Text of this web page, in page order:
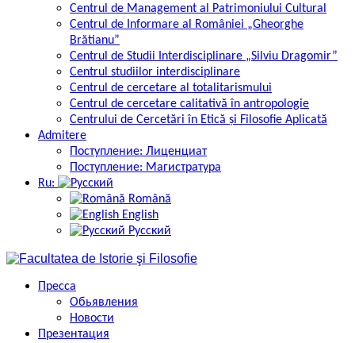
Centrul de Management al Patrimoniului Cultural
Centrul de Informare al României „Gheorghe
Brătianu”
Centrul de Studii Interdisciplinare „Silviu Dragomir”
Centrul studiilor interdisciplinare
Centrul de cercetare al totalitarismului
Centrul de cercetare calitativă în antropologie
Centrului de Cercetări în Etică și Filosofie Aplicată
Admitere
Поступление: Лиценциат
Поступление: Магистратура
Ru:
Română
English
Русский
Пресса
Обьявления
Новости
Презентация